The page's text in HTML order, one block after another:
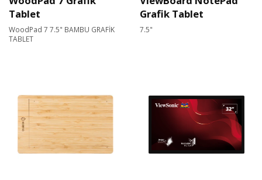
Tablet
WoodPad 7 7.5" BAMBU GRAFİK
TABLET
Grafik Tablet
7.5"